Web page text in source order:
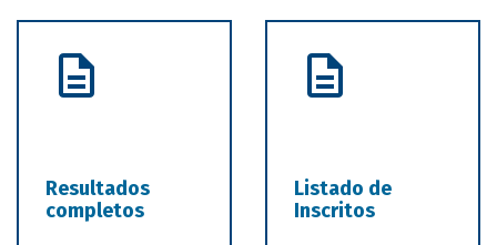
Resultados
completos
Listado de
Inscritos